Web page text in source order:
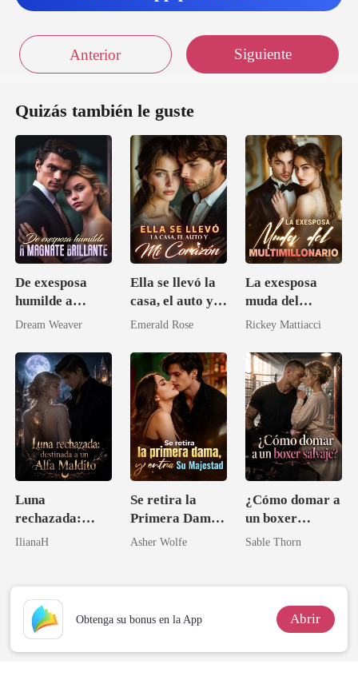
Anterior Siguiente
Quizás también le guste
De exesposa
humilde a
magnate
Dream Weaver
Ella se llevó la
casa, el auto y
mi corazón
Emerald Rose
La exesposa
muda del
multimillonario
Rickey Mattiacci
Luna
rechazada:
destinada a un
IlianaH
Se retira la
Primera Dama,
y entra Su
Asher Wolfe
¿Cómo domar a
un boxer
salvaje?
Sable Thorn
Obtenga su bonus en la App Abrir